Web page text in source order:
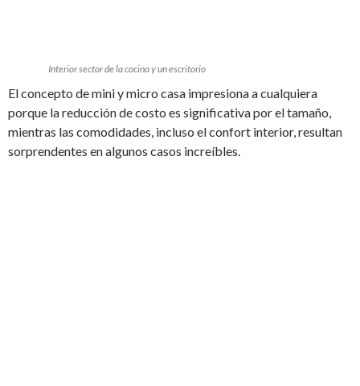
Interior sector de la cocina y un escritorio
El concepto de mini y micro casa impresiona a cualquiera
porque la reducción de costo es significativa por el tamaño,
mientras las comodidades, incluso el confort interior, resultan
sorprendentes en algunos casos increíbles.